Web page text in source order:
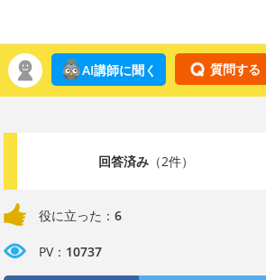
質問する
AI講師に聞く
回答済み（2件）
役に立った： 6
PV： 10737